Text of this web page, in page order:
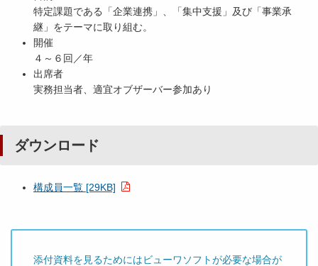
特定課題である「企業連携」、「集中支援」及び「事業承
継」をテーマに取り組む。
開催
４～６回／年
出席者
実務担当者、適宜オブザーバー参加あり
ダウンロード
構成員一覧 [29KB]
添付資料を見るためにはビューワソフトが必要な場合が